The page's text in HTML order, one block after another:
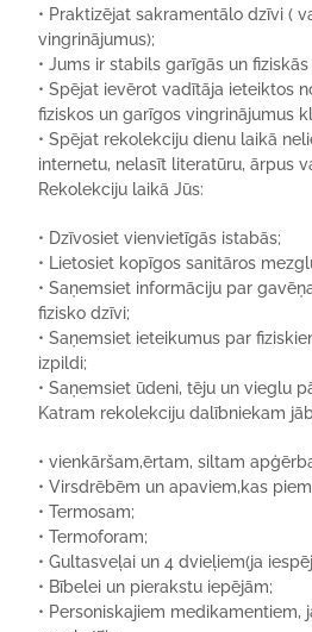
• Praktizējat sakramentālo dzīvi (
vingrinājumus);
•Jums ir stabils garīgās un
•Spējat ievērot vadītāja ieteiktos
fiziskos un garīgos vingrinājumus
•Spējat rekolekciju dienu laikā
internetu, nelasīt literatūru, ārpus
Rekolekciju laikā Jūs:
• Dzīvosiet vienvietīgās istabās;
•
Lietosiet kopīgos sanitāros
•Saņemsiet informāciju par
fizisko dzīvi;
•Saņemsiet ieteikumus par
izpildi;
•Saņemsiet ūdeni,tēju un vieglu
Katram rekolekciju dalībniekam
•vienkāršam,ērtam, siltam
•Virsdrēbēm unapaviem,kas
•Termosam;
•Termoforam;
•Gultasveļai un 4 dvieļiem(ja
• Bībelei un pierakstu iepējām;
• Personiskajiem medikamentiem,